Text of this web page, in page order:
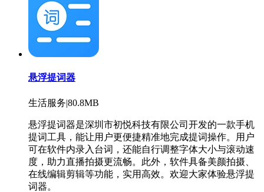
悬浮提词器
生活服务|80.8MB
悬浮提词器是深圳市初悦科技有限公司开发的一款手机
提词工具，能让用户更便捷精准地完成提词操作。用户
可在软件内录入台词，还能自行调整字体大小与滚动速
度，助力直播拍摄更流畅。此外，软件具备美颜拍摄、
在线编辑剪辑等功能，实用高效。欢迎大家体验悬浮提
词器。